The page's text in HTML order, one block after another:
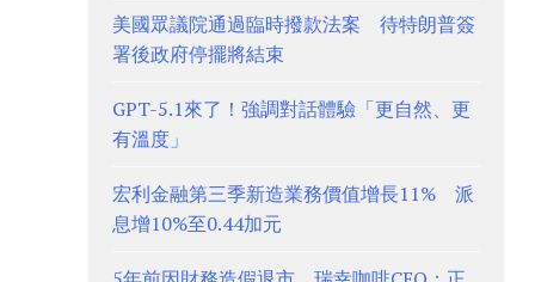
美國眾議院通過臨時撥款法案 待特朗普簽
署後政府停擺將結束
GPT-5.1來了！強調對話體驗「更自然、更
有溫度」
宏利金融第三季新造業務價值增長11% 派
息增10%至0.44加元